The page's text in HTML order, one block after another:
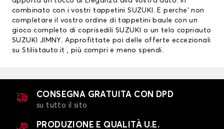
combinato con i vostri tappetini SUZUKI . E perche’ non
completare il vostro ordine di tappetini baule con un
gioco completo dicoprisedili SUZUKI
o un telo copriauto
SUZUKI JIMNY. Approfittate poi delle offerte eccezionali
su Stilistauto.it , più compri e meno spendi.
CONSEGNA GRATUITA CON DPD
su tutto il sito
PRODUZIONE E QUALITÀ U.E.